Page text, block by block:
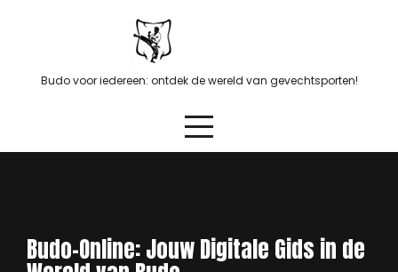
Budo voor iedereen: ontdek de wereld van gevechtsporten!
Budo-Online: Jouw Digitale Gids in de